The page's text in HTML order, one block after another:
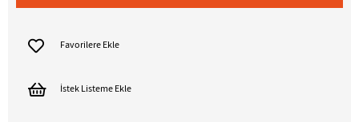
Favorilere Ekle
İstek Listeme Ekle